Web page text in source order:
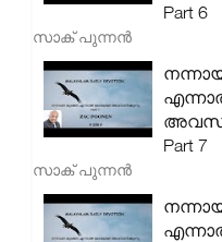
Part 6
സാക് പുന്നൻ
Part 7
സാക് പുന്നൻ